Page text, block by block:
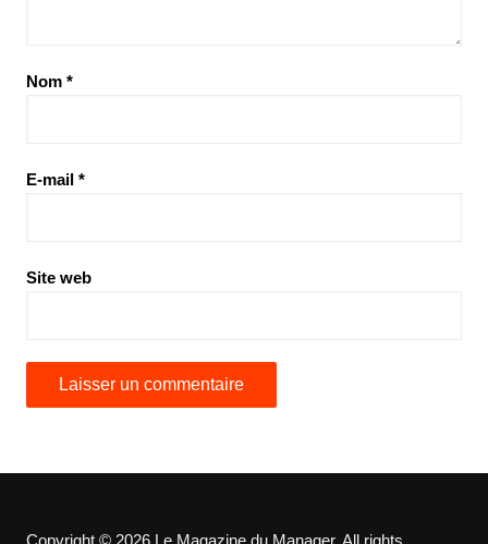
Nom *
E-mail *
Site web
Copyright © 2026 Le Magazine du Manager. All rights